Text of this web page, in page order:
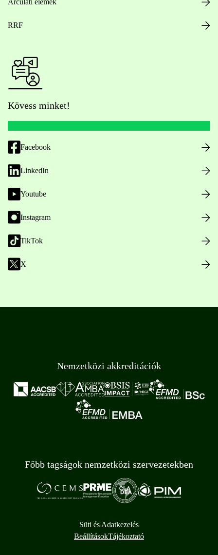
RRF
Kövess minket!
Facebook
LinkedIn
Youtube
Instagram
TikTok
X
Nemzetközi akkreditációk
Főbb tagságok nemzetközi szervezetekben
Süti és Adatkezelés
BeállításokTájékoztató